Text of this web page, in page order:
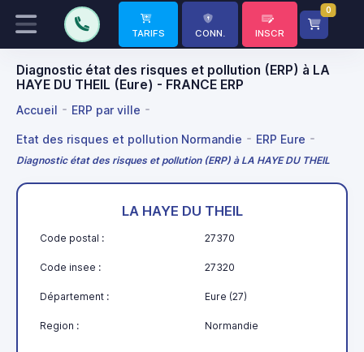
TARIFS CONN. INSCR
0
Diagnostic état des risques et pollution (ERP) à LA
HAYE DU THEIL (Eure) - FRANCE ERP
Accueil ERP par ville
Etat des risques et pollution Normandie ERP Eure
Diagnostic état des risques et pollution (ERP) à LA HAYE DU THEIL
LA HAYE DU THEIL
Code postal : 27370
Code insee : 27320
Département : Eure (27)
Region : Normandie